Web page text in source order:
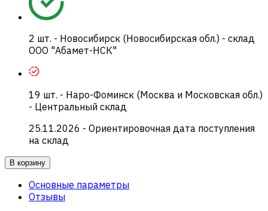
2 шт. - Новосибирск (Новосибирская обл.) - склад
ООО "Абамет-НСК"
19 шт. - Наро-Фоминск (Москва и Московская обл.)
- Центральный склад
25.11.2026 - Ориентировочная дата поступления
на склад
В корзину
Основные параметры
Отзывы